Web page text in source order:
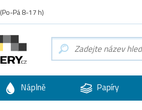
(Po-Pá 8-17 h)
Náplně Papíry